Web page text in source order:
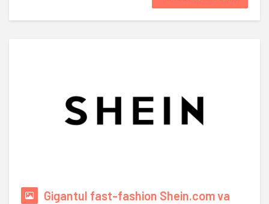
Gigantul fast-fashion Shein.com va